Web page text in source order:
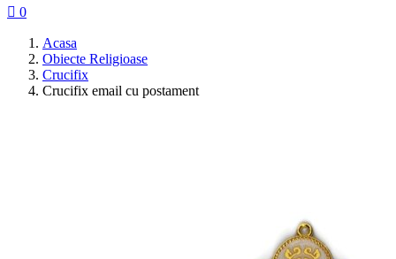
 0
Acasa
Obiecte Religioase
Crucifix
Crucifix email cu postament